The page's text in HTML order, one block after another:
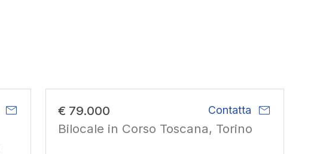
mail € 79.000 Contatta mail
Bilocale in Corso Toscana, Torino